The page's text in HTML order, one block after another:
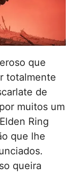
que
totalmente
de
muitos um
Ring
que lhe
queira